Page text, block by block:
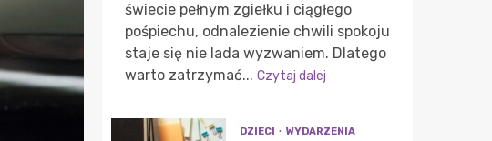
świecie pełnym zgiełku i ciągłego
pośpiechu, odnalezienie chwili spokoju
staje się nie lada wyzwaniem. Dlatego
warto zatrzymać... Czytaj dalej
DZIECI WYDARZENIA